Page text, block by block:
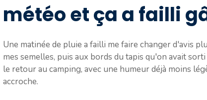
météo et ça a failli
Une matinée de pluie a failli me faire changer d'avis
mes semelles, puis aux bords du tapis qu'on avait
le retour au camping, avec une humeur déjà moins
accroche.